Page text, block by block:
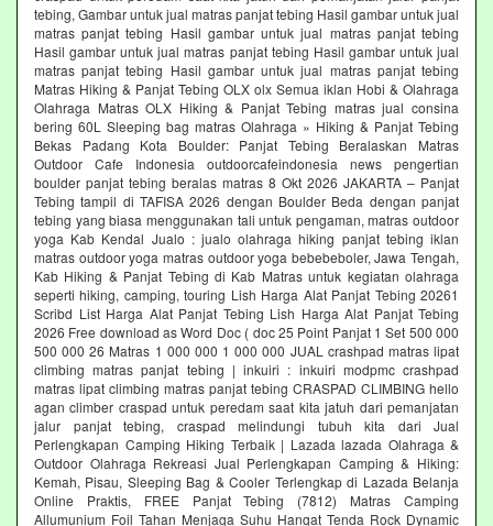
tebing, Gambar untuk jual matras panjat tebing Hasil gambar untuk jual
matras panjat tebing Hasil gambar untuk jual matras panjat tebing
Hasil gambar untuk jual matras panjat tebing Hasil gambar untuk jual
matras panjat tebing Hasil gambar untuk jual matras panjat tebing
Matras Hiking & Panjat Tebing OLX olx Semua iklan Hobi & Olahraga
Olahraga Matras OLX Hiking & Panjat Tebing matras jual consina
bering 60L Sleeping bag matras Olahraga » Hiking & Panjat Tebing
Bekas Padang Kota Boulder: Panjat Tebing Beralaskan Matras
Outdoor Cafe Indonesia outdoorcafeindonesia news pengertian
boulder panjat tebing beralas matras 8 Okt 2026 JAKARTA – Panjat
Tebing tampil di TAFISA 2026 dengan Boulder Beda dengan panjat
tebing yang biasa menggunakan tali untuk pengaman, matras outdoor
yoga Kab Kendal Jualo : jualo olahraga hiking panjat tebing iklan
matras outdoor yoga matras outdoor yoga bebebeboler, Jawa Tengah,
Kab Hiking & Panjat Tebing di Kab Matras untuk kegiatan olahraga
seperti hiking, camping, touring Lish Harga Alat Panjat Tebing 20261
Scribd List Harga Alat Panjat Tebing Lish Harga Alat Panjat Tebing
2026 Free download as Word Doc ( doc 25 Point Panjat 1 Set 500 000
500 000 26 Matras 1 000 000 1 000 000 JUAL crashpad matras lipat
climbing matras panjat tebing | inkuiri : inkuiri modpmc crashpad
matras lipat climbing matras panjat tebing CRASPAD CLIMBING hello
agan climber craspad untuk peredam saat kita jatuh dari pemanjatan
jalur panjat tebing, craspad melindungi tubuh kita dari Jual
Perlengkapan Camping Hiking Terbaik | Lazada lazada Olahraga &
Outdoor Olahraga Rekreasi Jual Perlengkapan Camping & Hiking:
Kemah, Pisau, Sleeping Bag & Cooler Terlengkap di Lazada Belanja
Online Praktis, FREE Panjat Tebing (7812) Matras Camping
Allumunium Foil Tahan Menjaga Suhu Hangat Tenda Rock Dynamic